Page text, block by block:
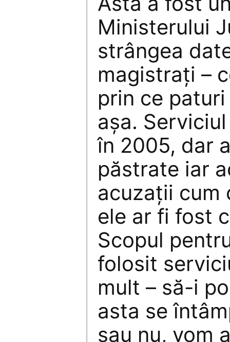
Ministerului
strângea
magistrați –
prin ce
așa.
în 2005, dar
păstrate iar
acuzații cum
ele ar fi fost
Scopul
folosit
mult – să-i
asta se
sau nu, vom